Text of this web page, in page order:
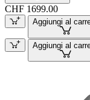
CHF 1699.00
Aggiungi al
Aggiungi al